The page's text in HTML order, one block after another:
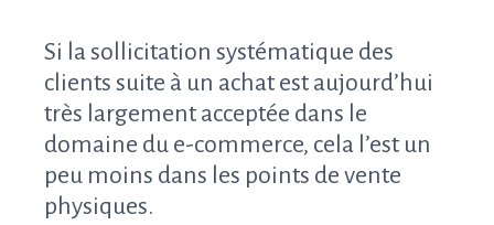
Si la sollicitation systématique des
clients suite à un achat est aujourd’hui
très largement acceptée dans le
domaine du e-commerce, cela l’est un
peu moins dans les points de vente
physiques.